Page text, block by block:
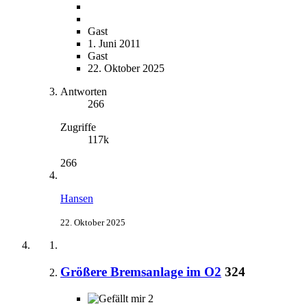
Gast
1. Juni 2011
Gast
22. Oktober 2025
Antworten
266
Zugriffe
117k
266
Hansen
22. Oktober 2025
Größere Bremsanlage im O2 324
2